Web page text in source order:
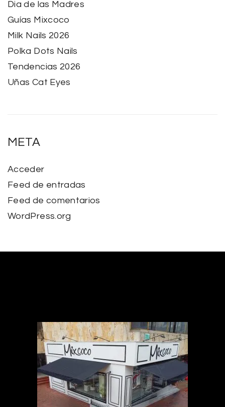
Dia de las Madres
Guías Mixcoco
Milk Nails 2026
Polka Dots Nails
Tendencias 2026
Uñas Cat Eyes
META
Acceder
Feed de entradas
Feed de comentarios
WordPress.org